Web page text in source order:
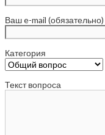
Ваш e-mail (обязательно)
Категория
Текст вопроса